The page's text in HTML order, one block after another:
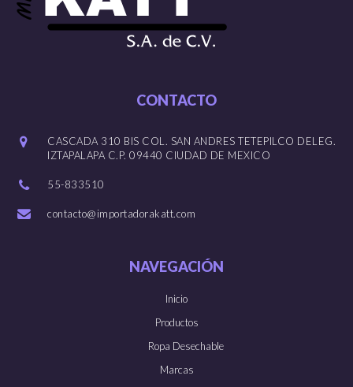
CONTACTO
CASCADA 310 BIS COL. SAN ANDRES TETEPILCO DELEG.
IZTAPALAPA C.P. 09440 CIUDAD DE MEXICO
55-833510
contacto@importadorakatt.com
NAVEGACIÓN
Inicio
Productos
Ropa Desechable
Marcas